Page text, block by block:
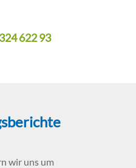
622 93
wir uns um